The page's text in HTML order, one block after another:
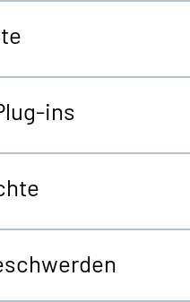
ins